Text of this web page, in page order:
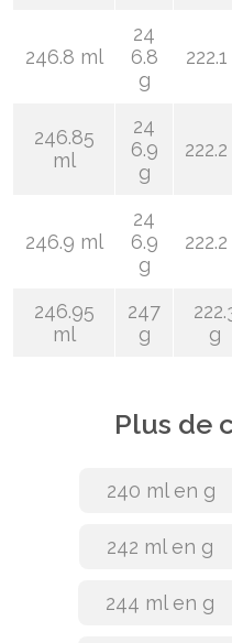
246.8 ml
24
6.8
g
246.85
ml
24
6.9
g
246.9 ml
24
6.9
g
246.95
ml
247
g
g
Plus de
240 ml en g
242 ml en g
244 ml en g